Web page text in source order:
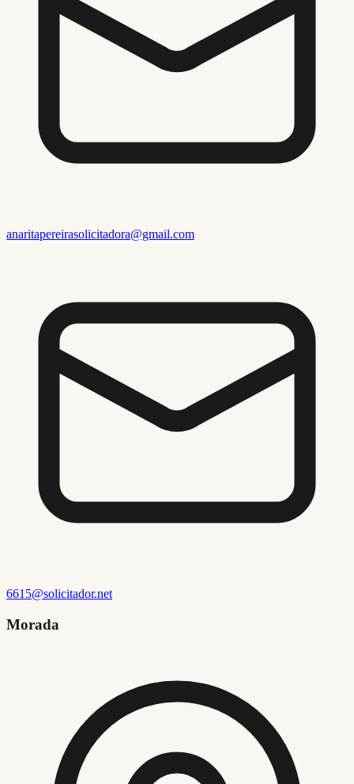
anaritapereirasolicitadora@gmail.com
6615@solicitador.net
Morada